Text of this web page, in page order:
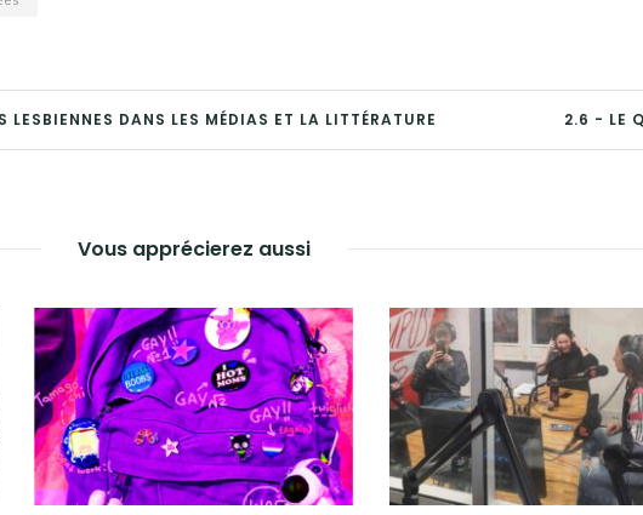
DANS LES MÉDIAS ET LA LITTÉRATURE 2.6 - LE
Vous apprécierez aussi